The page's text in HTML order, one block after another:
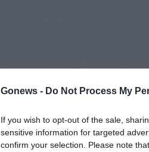
Gonews - Do Not Process My
If you wish to opt-out of the sale,
sensitive information for targeted
confirm your selection. Please note